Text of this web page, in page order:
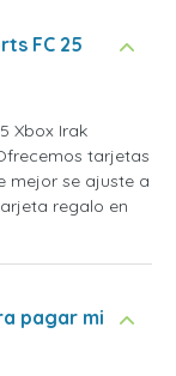
FC 25
Xbox Irak
tarjetas
mejor se ajuste a
regalo en
pagar mi